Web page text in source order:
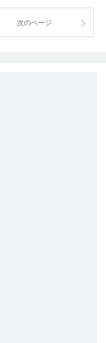
次のページ